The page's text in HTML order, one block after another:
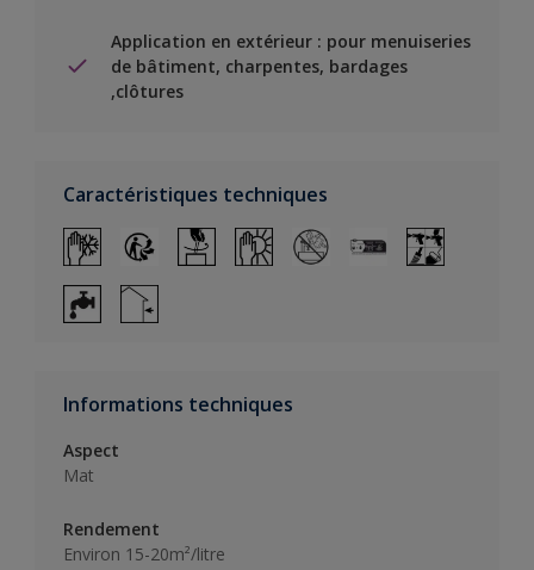
Application en extérieur : pour menuiseries
de bâtiment, charpentes, bardages
,clôtures
Caractéristiques techniques
Informations techniques
Aspect
Mat
Rendement
Environ 15-20m²/litre